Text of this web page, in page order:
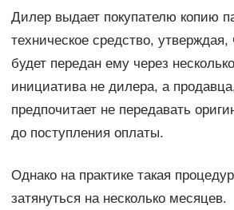
Дилер выдает покупателю копию
техническое средство, утверждая,
будет передан ему через
инициатива не дилера, а
предпочитает не передавать
до поступления оплаты.
Однако на практике такая
затянуться на несколько месяцев.